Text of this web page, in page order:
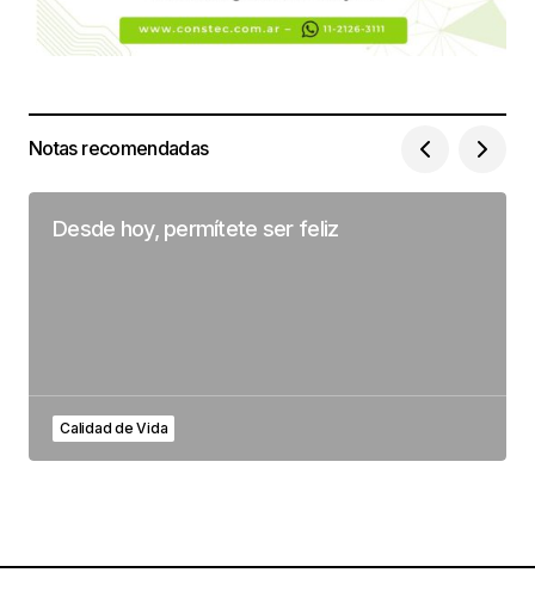
Notas recomendadas
Desde hoy, permítete ser feliz
Calidad de Vida